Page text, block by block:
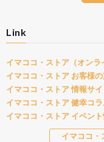
Link
イマココ・ストア（オンラ
イマココ・ストア お客様
イマココ・ストア 情報サ
イマココ・ストア 健幸コ
イマココ・ストア イベン
イマココ・